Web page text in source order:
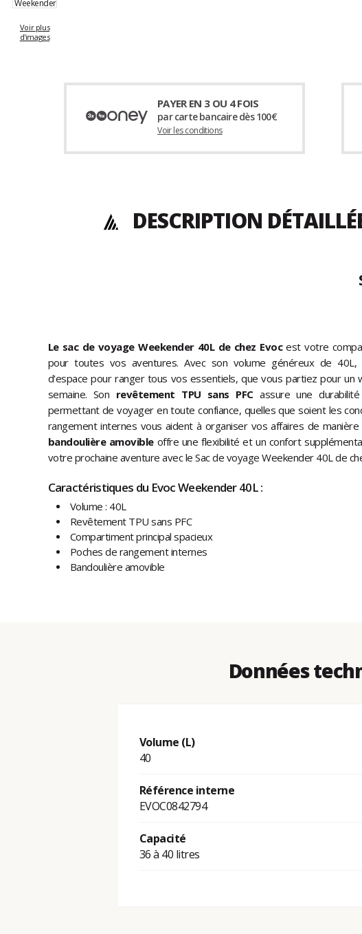
Voir plus
d'images
PAYER EN 3 OU 4 FOIS
par carte bancaire dès 100€
Voir les conditions
DESCRIPTION
Le sac de voyage Weekender 40L de chez Evocest votre
pour toutes vos aventures. Avec son volume généreux de 40L,
d'espace pour ranger tous vos essentiels, que vous partiez pour un
semaine. Son revêtement TPU sans PFCassure une durabilité
permettant de voyager en toute confiance, quelles que soient les
rangement internes vous aident à organiser vos affaires de manière
bandoulière amovibleoffre une flexibilité et un confort
votre prochaine aventure avec le Sac de voyage Weekender 40L de
Caractéristiques du Evoc Weekender 40L :
Volume : 40L
Revêtement TPU sans PFC
Compartiment principal spacieux
Poches de rangement internes
Bandoulière amovible
Données
Volume (L)
40
Référence interne
EVOC0842794
Capacité
36 à 40 litres